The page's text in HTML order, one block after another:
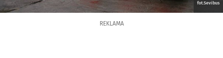
fot.Sevibus
REKLAMA